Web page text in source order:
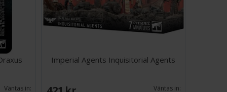
Väntas in:
Imperial Agents Inquisitorial Agents
Väntas in: